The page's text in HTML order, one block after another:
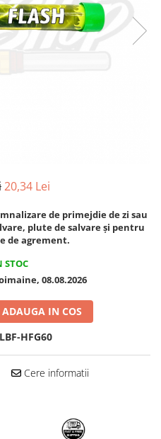
20,34 Lei
de primejdie de zi sau
plute de salvare și pentru
de agrement.
STOC
08.08.2026
ADAUGA IN COS
LBF-HFG60
Cere informatii